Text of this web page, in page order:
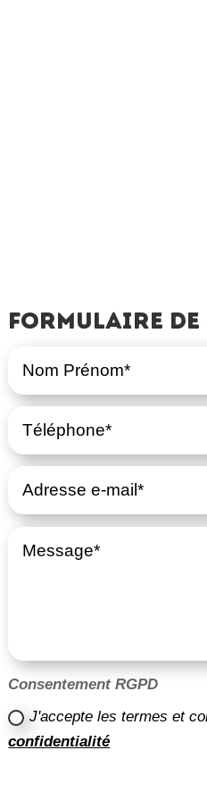
Formulaire
Consentement RGPD
J'accepte les termes et
confidentialité